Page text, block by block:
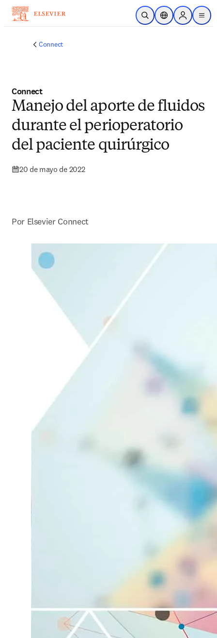
Saltar al contenido principal
Abrir búsqueda
Selector deSign in to
menu
Connect
Connect
Manejo del aporte de fluidos
durante el perioperatorio
del paciente quirúrgico
20 de mayo de 2022
Por Elsevier Connect